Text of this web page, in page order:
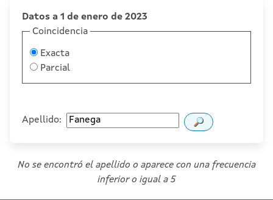
Datos a 1 de enero de 2023
Coincidencia
Exacta
Parcial
Apellido:
No se encontró el apellido o aparece con una frecuencia
inferior o igual a 5